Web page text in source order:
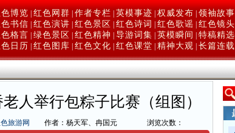
博览 红色网群 作者专栏 英模事迹 权威发布 领袖故事
书信 红色演讲 红色景区 红色诗词 红色歌谣 红色镜头
格言 绿色景区 红色精神 导游词集 英模瞬间 特稿精选
日历
红色图库 红色文化 红色课堂 精神大观 长篇连载
人举行包粽子比赛（组图）
旅游网 作者：杨天军、冉国元
浏览次数：